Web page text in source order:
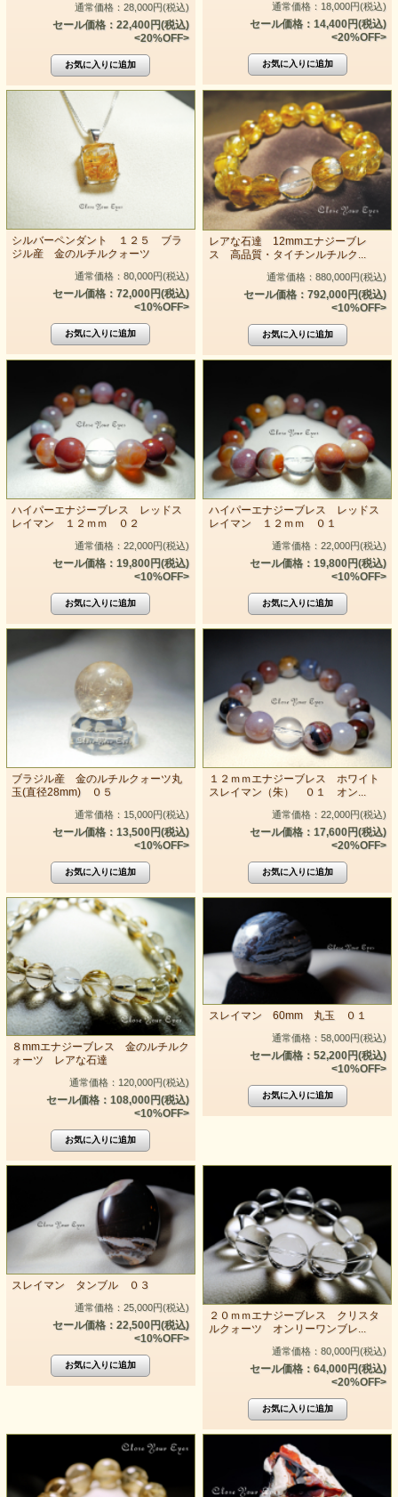
通常価格：28,000円(税込)
セール価格：22,400円(税込)
<20%OFF>
通常価格：18,000円(税込)
セール価格：14,400円(税込)
<20%OFF>
シルバーペンダント １２５ ブラ
ジル産 金のルチルクォーツ
通常価格：80,000円(税込)
セール価格：72,000円(税込)
<10%OFF>
レアな石達 12mmエナジーブレ
ス 高品質・タイチンルチルク...
通常価格：880,000円(税込)
セール価格：792,000円(税込)
<10%OFF>
ハイパーエナジーブレス レッドス
レイマン １２ｍｍ ０２
通常価格：22,000円(税込)
セール価格：19,800円(税込)
<10%OFF>
ハイパーエナジーブレス レッドス
レイマン １２ｍｍ ０１
通常価格：22,000円(税込)
セール価格：19,800円(税込)
<10%OFF>
ブラジル産 金のルチルクォーツ丸
玉(直径28mm) ０５
通常価格：15,000円(税込)
セール価格：13,500円(税込)
<10%OFF>
１２ｍｍエナジーブレス ホワイト
スレイマン（朱） ０１ オン...
通常価格：22,000円(税込)
セール価格：17,600円(税込)
<20%OFF>
８mmエナジーブレス 金のルチルク
ォーツ レアな石達
通常価格：120,000円(税込)
セール価格：108,000円(税込)
<10%OFF>
スレイマン 60mm 丸玉 ０１
通常価格：58,000円(税込)
セール価格：52,200円(税込)
<10%OFF>
スレイマン タンブル ０３
通常価格：25,000円(税込)
セール価格：22,500円(税込)
<10%OFF>
２０ｍｍエナジーブレス クリスタ
ルクォーツ オンリーワンブレ...
通常価格：80,000円(税込)
セール価格：64,000円(税込)
<20%OFF>